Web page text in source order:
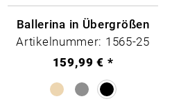
Ballerina in Übergrößen
Artikelnummer: 1565-25
159,99 € *